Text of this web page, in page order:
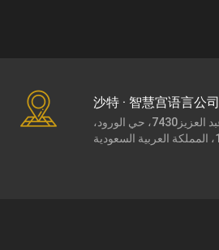
沙特 · 智慧宫语言公司
طريق الملك عبد العزيز7430، حي الورود،